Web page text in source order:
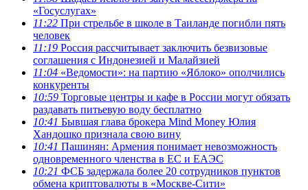
«Госуслугах»
11:22 При стрельбе в школе в Таиланде погибли пять
человек
11:19 Россия рассчитывает заключить безвизовые
соглашения с Индонезией и Малайзией
11:04 «Ведомости»: на партию «Яблоко» ополчились
конкуренты
10:59 Торговые центры и кафе в России могут обязать
раздавать питьевую воду бесплатно
10:41 Бывшая глава брокера Mind Money Юлия
Хандошко признала свою вину
10:41 Пашинян: Армения понимает невозможность
одновременного членства в ЕС и ЕАЭС
10:21 ФСБ задержала более 20 сотрудников пунктов
обмена криптовалюты в «Москве-Сити»